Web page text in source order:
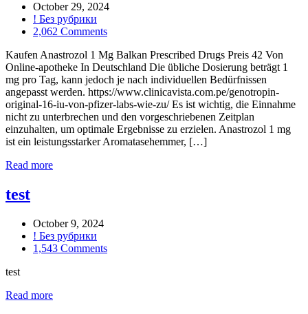
October 29, 2024
! Без рубрики
2,062 Comments
Kaufen Anastrozol 1 Mg Balkan Prescribed Drugs Preis 42 Von
Online-apotheke In Deutschland Die übliche Dosierung beträgt 1
mg pro Tag, kann jedoch je nach individuellen Bedürfnissen
angepasst werden. https://www.clinicavista.com.pe/genotropin-
original-16-iu-von-pfizer-labs-wie-zu/ Es ist wichtig, die Einnahme
nicht zu unterbrechen und den vorgeschriebenen Zeitplan
einzuhalten, um optimale Ergebnisse zu erzielen. Anastrozol 1 mg
ist ein leistungsstarker Aromatasehemmer, […]
Read more
test
October 9, 2024
! Без рубрики
1,543 Comments
test
Read more